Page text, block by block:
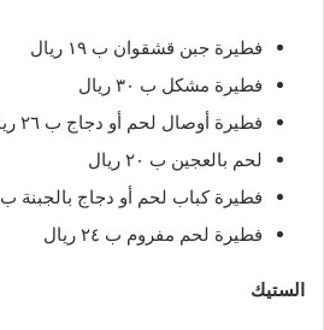
فطيرة جبن قشقوان ب ١٩ ريال
فطيرة مشكل ب ٣٠ ريال
فطيرة أوصال لحم أو دجاج ب ٢٦ ريال
لحم بالعجين ب ٢٠ ريال
فطيرة كباب لحم أو دجاج بالجبنة ب ٢٦ ريال
فطيرة لحم مفروم ب ٢٤ ريال
الستيك